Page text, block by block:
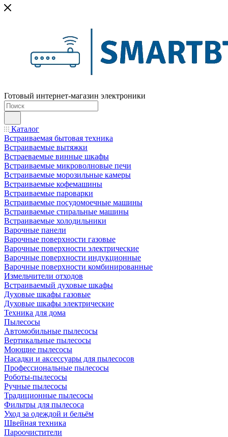
Готовый интернет-магазин электроники
Каталог
Встраиваемая бытовая техника
Встраиваемые вытяжки
Встраеваемые винные шкафы
Встраиваемые микроволновые печи
Встраиваемые морозильные камеры
Встраиваемые кофемашины
Встраиваемые пароварки
Встраиваемые посудомоечные машины
Встраиваемые стиральные машины
Встраиваемые холодильники
Варочные панели
Варочные поверхности газовые
Варочные поверхности электрические
Варочные поверхности индукционные
Варочные поверхности комбинированные
Измельчители отходов
Встраиваемый духовые шкафы
Духовые шкафы газовые
Духовые шкафы электрические
Техника для дома
Пылесосы
Автомобильные пылесосы
Вертикальные пылесосы
Моющие пылесосы
Насадки и аксессуары для пылесосов
Профессиональные пылесосы
Роботы-пылесосы
Ручные пылесосы
Традиционные пылесосы
Фильтры для пылесоса
Уход за одеждой и бельём
Швейная техника
Пароочистители